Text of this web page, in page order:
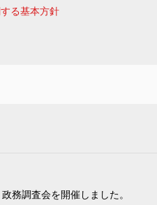
る基本方針
政務調査会を開催しました。